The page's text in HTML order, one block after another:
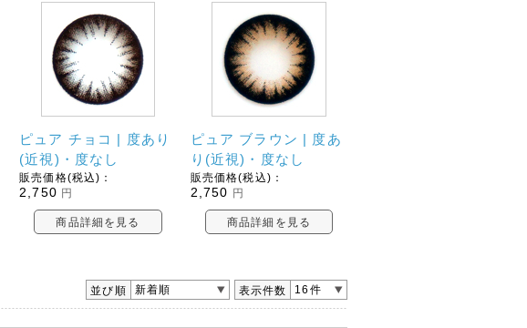
ピュア チョコ | 度あり
(近視)・度なし
販売価格(税込)：
2,750 円
商品詳細を見る
ピュア ブラウン | 度あ
り(近視)・度なし
販売価格(税込)：
2,750 円
商品詳細を見る
並び順 新着順 表示件数 16件